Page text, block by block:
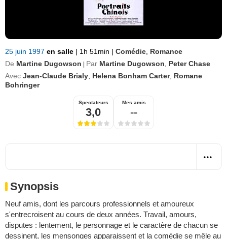
25 juin 1997 en salle | 1h 51min | Comédie Romance
De Martine Dugowson Par Martine Dugowson
Peter Chase
Avec Jean-Claude Brialy Helena Bonham Carter, Romane
Bohringer
Spectateurs
3,0
Mes amis
--
Synopsis
Neuf amis, dont les parcours professionnels et amoureux
s'entrecroisent au cours de deux années. Travail, amours,
disputes : lentement, le personnage et le caractère de chacun se
dessinent, les mensonges apparaissent et la comédie se mêle au